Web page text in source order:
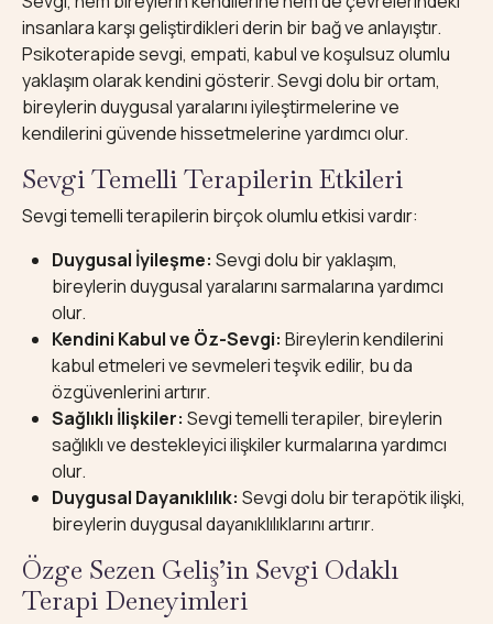
insanlara karşı geliştirdikleri derin bir bağ ve anlayıştır.
Psikoterapide sevgi, empati, kabul ve koşulsuz olumlu
yaklaşım olarak kendini gösterir. Sevgi dolu bir ortam,
bireylerin duygusal yaralarını iyileştirmelerine ve
kendilerini güvende hissetmelerine yardımcı olur.
Sevgi Temelli Terapilerin Etkileri
Sevgi temelli terapilerin birçok olumlu etkisi vardır:
Duygusal İyileşme: Sevgi dolu bir yaklaşım,
bireylerin duygusal yaralarını sarmalarına yardımcı
olur.
Kendini Kabul ve Öz-Sevgi: Bireylerin kendilerini
kabul etmeleri ve sevmeleri teşvik edilir, bu da
özgüvenlerini artırır.
Sağlıklı İlişkiler: Sevgi temelli terapiler, bireylerin
sağlıklı ve destekleyici ilişkiler kurmalarına yardımcı
olur.
Duygusal Dayanıklılık: Sevgi dolu bir terapötik ilişki,
bireylerin duygusal dayanıklılıklarını artırır.
Özge Sezen Geliş’in Sevgi Odaklı
Terapi Deneyimleri